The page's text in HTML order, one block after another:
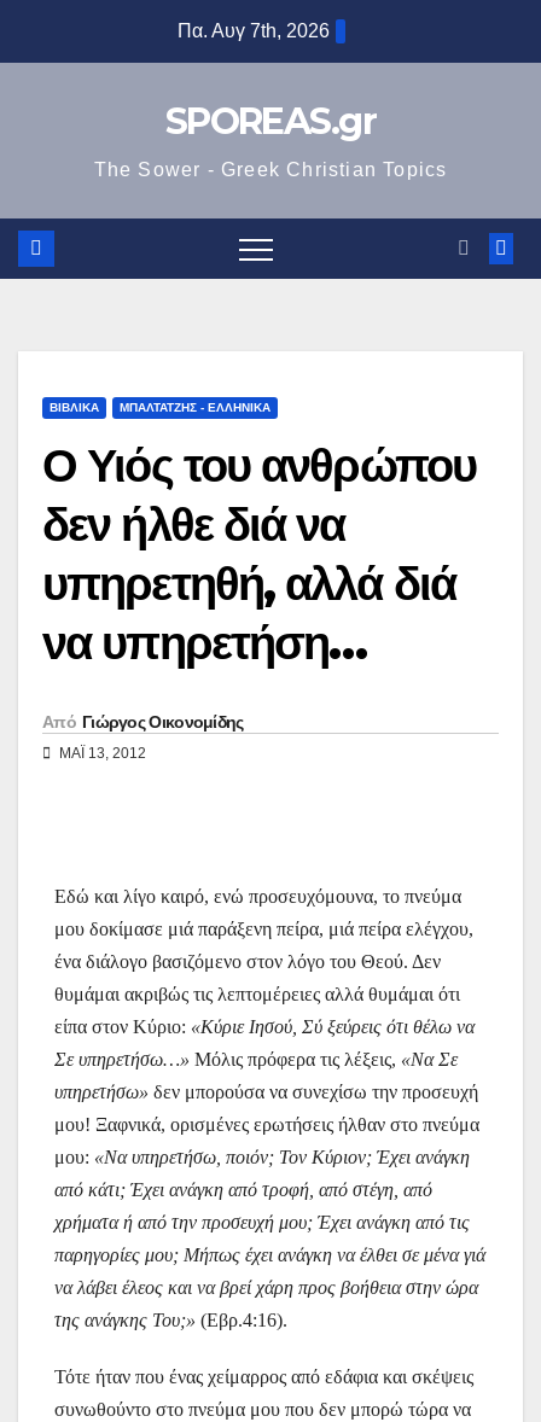
Πα. Αυγ 7th, 2026
SPOREAS.gr
The Sower - Greek Christian Topics
ΒΙΒΛΙΚΑ ΜΠΑΛΤΑΤΖΗΣ - ΕΛΛΗΝΙΚΑ
Ο Υιός του ανθρώπου
δεν ήλθε διά να
υπηρετηθή, αλλά διά
να υπηρετήση…
Από Γιώργος Οικονομίδης
ΜΑΪ́ 13, 2012
Εδώ και λίγο καιρό, ενώ προσευχόμουνα, το πνεύμα
μου δοκίμασε μιά παράξενη πείρα, μιά πείρα ελέγχου,
ένα διάλογο βασιζόμενο στον λόγο του Θεού. Δεν
θυμάμαι ακριβώς τις λεπτομέρειες αλλά θυμάμαι ότι
είπα στον Κύριο: «Κύριε Ιησού, Σύ ξεύρεις ότι θέλω να
Σε υπηρετήσω…» Μόλις πρόφερα τις λέξεις, «Να Σε
υπηρετήσω» δεν μπορούσα να συνεχίσω την προσευχή
μου! Ξαφνικά, ορισμένες ερωτήσεις ήλθαν στο πνεύμα
μου: «Να υπηρετήσω, ποιόν; Τον Κύριον; Έχει ανάγκη
από κάτι; Έχει ανάγκη από τροφή, από στέγη, από
χρήματα ή από την προσευχή μου; Έχει ανάγκη από τις
παρηγορίες μου; Μήπως έχει ανάγκη να έλθει σε μένα γιά
να λάβει έλεος και να βρεί χάρη προς βοήθεια στην ώρα
της ανάγκης Του;» (Εβρ.4:16).
Τότε ήταν που ένας χείμαρρος από εδάφια και σκέψεις
συνωθούντο στο πνεύμα μου που δεν μπορώ τώρα να